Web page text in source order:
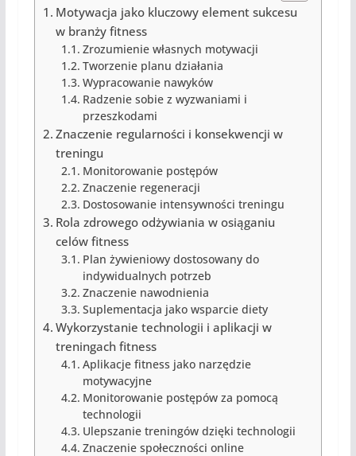
Motywacja jako kluczowy element sukcesu
w branży fitness
Zrozumienie własnych motywacji
Tworzenie planu działania
Wypracowanie nawyków
Radzenie sobie z wyzwaniami i
przeszkodami
Znaczenie regularności i konsekwencji w
treningu
Monitorowanie postępów
Znaczenie regeneracji
Dostosowanie intensywności treningu
Rola zdrowego odżywiania w osiąganiu
celów fitness
Plan żywieniowy dostosowany do
indywidualnych potrzeb
Znaczenie nawodnienia
Suplementacja jako wsparcie diety
Wykorzystanie technologii i aplikacji w
treningach fitness
Aplikacje fitness jako narzędzie
motywacyjne
Monitorowanie postępów za pomocą
technologii
Ulepszanie treningów dzięki technologii
Znaczenie społeczności online